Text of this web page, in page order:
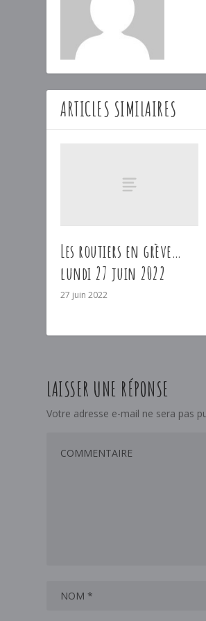
ARTICLES SIMILAIRES
Les routiers en grève…
lundi 27 juin 2022
27 juin 2022
LAISSER UNE RÉPONSE
Votre adresse e-mail ne sera pas